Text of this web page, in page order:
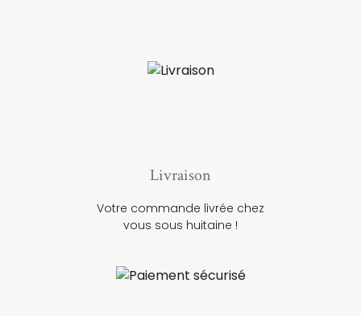
Livraison
Votre commande livrée chez
vous sous huitaine !